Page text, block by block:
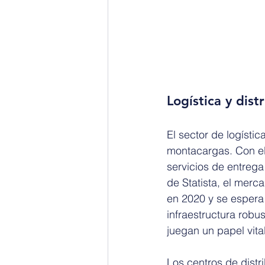
Logística y
El sector de
montacargas. Con
servicios de
de Statista, el
en 2020 y se
infraestructura
juegan un papel
Los centros de